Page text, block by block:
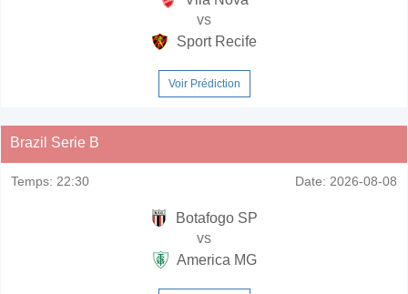
vs
Sport Recife
Voir Prédiction
Brazil Serie B
Temps: 22:30 Date: 2026-08-08
Botafogo SP
vs
America MG